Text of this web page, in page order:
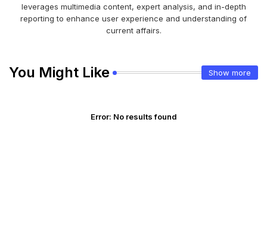
leverages multimedia content, expert analysis, and in-depth
reporting to enhance user experience and understanding of
current affairs.
You Might Like Show more
Error: No results found